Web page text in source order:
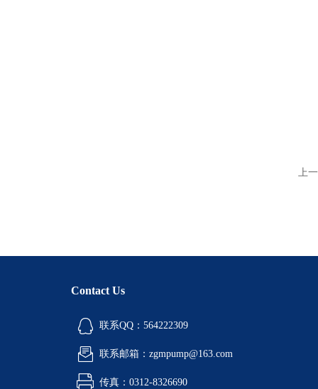
上
Contact Us
联系QQ：564222309
联系邮箱：zgmpump@163.com
传真：0312-8326690